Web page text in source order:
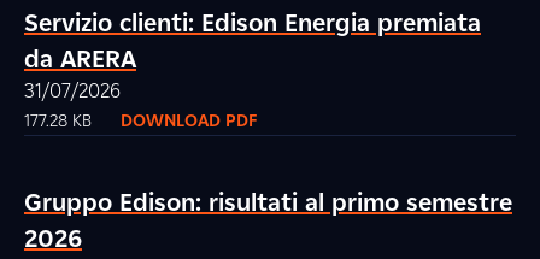
Servizio clienti: Edison Energia premiata
da ARERA
31/07/2026
177.28 KB DOWNLOAD PDF
Gruppo Edison: risultati al primo semestre
2026